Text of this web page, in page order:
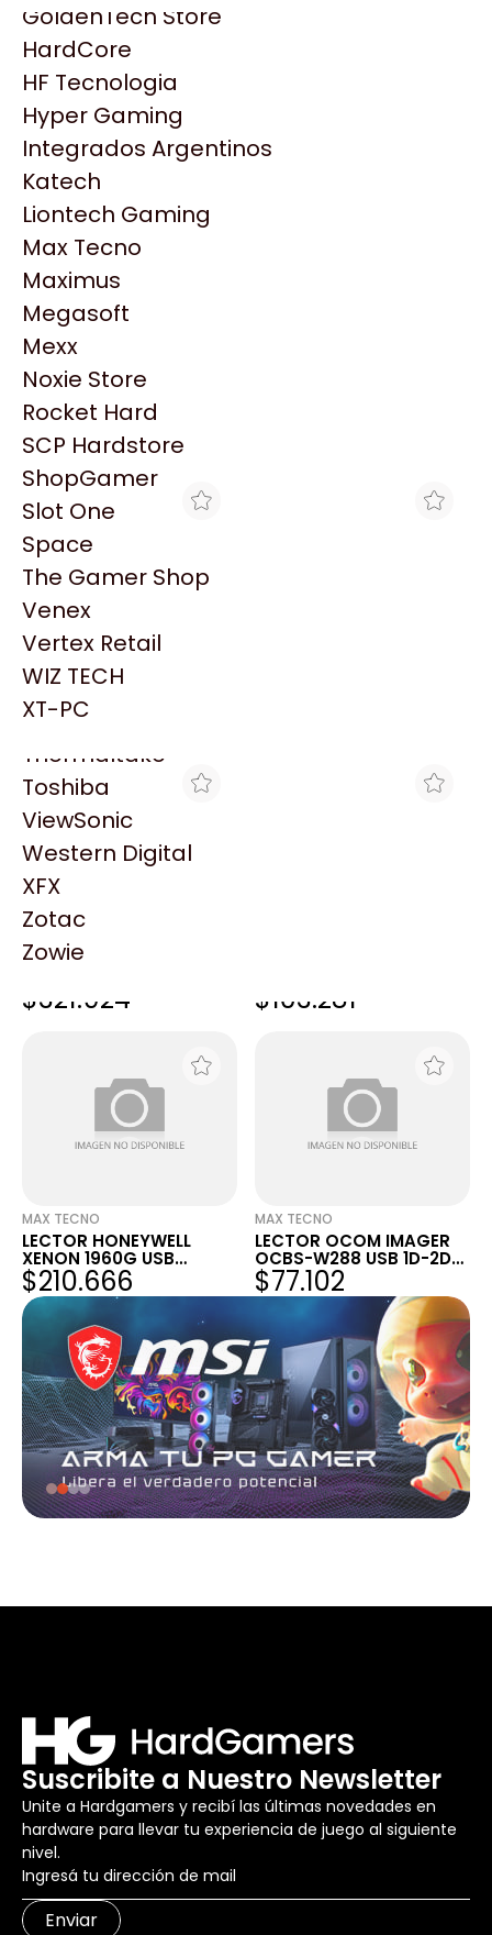
HP
HyperX
INNO3D
Intel
Kingston
Lenovo
Logitech
MSI
NVIDIA GeForce
NZXT
PNY
Palit
Philips
PowerColor
Razer
Redragon
Samsung
Sandisk
Sapphire
Seagate
Sentey
Solarmax
Thermaltake
Toshiba
ViewSonic
Western Digital
XFX
Zotac
Zowie
GoldenTech Store
HardCore
HF Tecnologia
Hyper Gaming
Integrados Argentinos
Katech
Liontech Gaming
Max Tecno
Maximus
Megasoft
Mexx
Noxie Store
Rocket Hard
SCP Hardstore
ShopGamer
Slot One
Space
The Gamer Shop
Venex
Vertex Retail
WIZ TECH
XT-PC
Productos
Similares
Explorá más productos similares
MAX TECNO
LECTOR HONEYWELL
C/BASE(I)
$248.321
LECTOR HONEYWELL
$321.924 $103.281
MAX TECNO
LECTOR HONEYWELL
XENON 1960G USB
BLACK,1-2D PDF QR
$210.666
MAX TECNO
LECTOR OCOM IMAGER
OCBS-W288 USB 1D-2D
2.4GWIRELES
$77.102
Suscribite a Nuestro Newsletter
Unite a Hardgamers y recibí las últimas novedades en
hardware para llevar tu experiencia de juego al siguiente
nivel.
Enviar